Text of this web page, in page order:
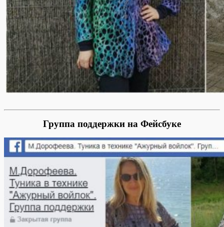
Группа поддержки на Фейсбуке